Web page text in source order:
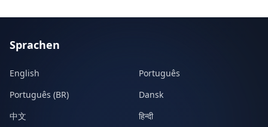
Sprachen
English
Português
Português (BR)
Dansk
中文
हिन्दी